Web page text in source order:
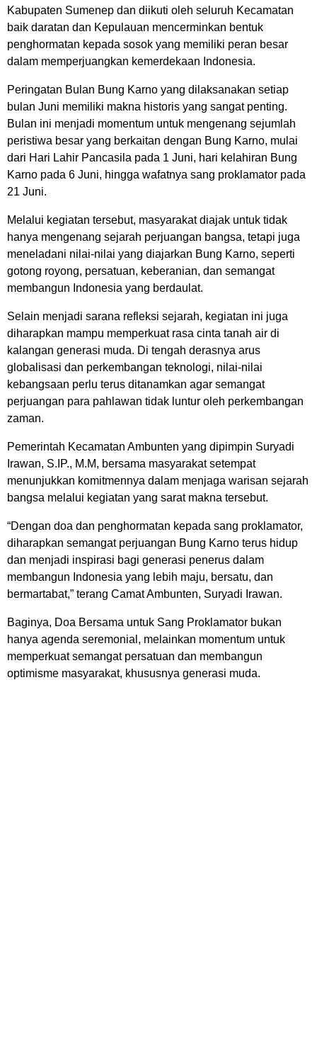
Kabupaten Sumenep dan diikuti oleh seluruh Kecamatan
baik daratan dan Kepulauan mencerminkan bentuk
penghormatan kepada sosok yang memiliki peran besar
dalam memperjuangkan kemerdekaan Indonesia.
Peringatan Bulan Bung Karno yang dilaksanakan setiap
bulan Juni memiliki makna historis yang sangat penting.
Bulan ini menjadi momentum untuk mengenang sejumlah
peristiwa besar yang berkaitan dengan Bung Karno, mulai
dari Hari Lahir Pancasila pada 1 Juni, hari kelahiran Bung
Karno pada 6 Juni, hingga wafatnya sang proklamator pada
21 Juni.
Melalui kegiatan tersebut, masyarakat diajak untuk tidak
hanya mengenang sejarah perjuangan bangsa, tetapi juga
meneladani nilai-nilai yang diajarkan Bung Karno, seperti
gotong royong, persatuan, keberanian, dan semangat
membangun Indonesia yang berdaulat.
Selain menjadi sarana refleksi sejarah, kegiatan ini juga
diharapkan mampu memperkuat rasa cinta tanah air di
kalangan generasi muda. Di tengah derasnya arus
globalisasi dan perkembangan teknologi, nilai-nilai
kebangsaan perlu terus ditanamkan agar semangat
perjuangan para pahlawan tidak luntur oleh perkembangan
zaman.
Pemerintah Kecamatan Ambunten yang dipimpin Suryadi
Irawan, S.IP., M.M, bersama masyarakat setempat
menunjukkan komitmennya dalam menjaga warisan sejarah
bangsa melalui kegiatan yang sarat makna tersebut.
“Dengan doa dan penghormatan kepada sang proklamator,
diharapkan semangat perjuangan Bung Karno terus hidup
dan menjadi inspirasi bagi generasi penerus dalam
membangun Indonesia yang lebih maju, bersatu, dan
bermartabat,” terang Camat Ambunten, Suryadi Irawan.
Baginya, Doa Bersama untuk Sang Proklamator bukan
hanya agenda seremonial, melainkan momentum untuk
memperkuat semangat persatuan dan membangun
optimisme masyarakat, khususnya generasi muda.